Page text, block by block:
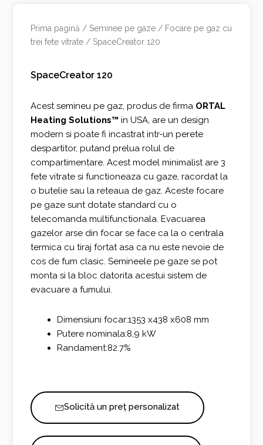
Prima pagină / Seminee pe gaze / Focare pe gaz cu
trei fete vitrate / SpaceCreator 120
SpaceCreator 120
Acest semineu pe gaz, produs de firma ORTAL
Heating Solutions™ in USA, are un design
modern si poate fi incastrat intr-un perete
despartitor, putand prelua rolul de
compartimentare. Acest model minimalist are 3
fete vitrate si functioneaza cu gaze, racordat la
o butelie sau la reteaua de gaz. Aceste focare
pe gaze sunt dotate standard cu o
telecomanda multifunctionala. Evacuarea
gazelor arse din focar se face ca la o centrala
termica cu tiraj fortat asa ca nu este nevoie de
cos de fum clasic. Semineele pe gaze se pot
monta si la bloc datorita acestui sistem de
evacuare a fumului.
Dimensiuni focar:1353 x438 x608 mm
Putere nominala:8,9 kW
Randament:82.7%
Solicită un preț personalizat